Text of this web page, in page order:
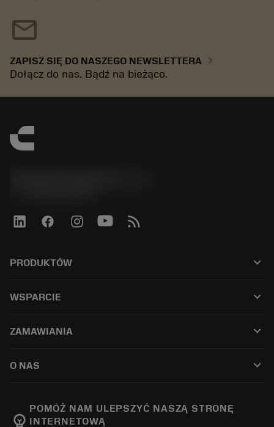
mail
ZAPISZ SIĘ DO NASZEGO NEWSLETTERA chevron_right
Dołącz do nas. Bądź na bieżąco.
PRODUKTÓW keyboard_arrow_down
すべてのソフトウェア
WSPARCIE keyboard_arrow_down
販売店および専門家
ZAMAWIANIA keyboard_arrow_down
注文
注文を追跡する
O NAS keyboard_arrow_down
Manufacturing Wellness
経歴
emoji_objects
POMÓŻ NAM ULEPSZYĆ NASZĄ STRONĘ
INTERNETOWĄ